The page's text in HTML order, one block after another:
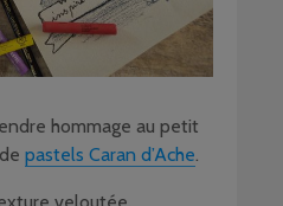
hommage au petit
pastels Caran d’Ache
veloutée,